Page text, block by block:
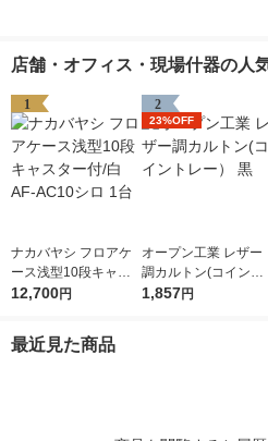
店舗・オフィス・現場什器の人
1
ナカバヤシ フロアケ
ース浅型10段キャス
ター付/白 AF-AC10シ
12,700円
2
23%OFF
オープン工業 レザー
調カルトン(コイント
レー） 黒
1,857円
最近見た商品